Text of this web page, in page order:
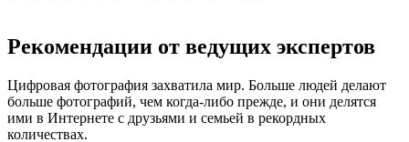
Рекомендации от ведущих экспертов
Цифровая фотография захватила мир. Больше людей делают
больше фотографий, чем когда-либо прежде, и они делятся
ими в Интернете с друзьями и семьей в рекордных
количествах.